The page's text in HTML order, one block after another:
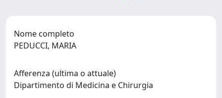
Nome completo
PEDUCCI, MARIA
Afferenza (ultima o attuale)
Dipartimento di Medicina e Chirurgia